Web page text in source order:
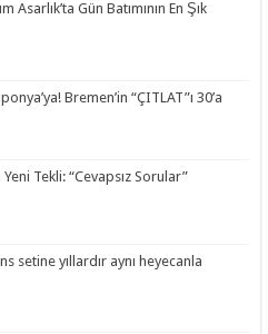
Asarlık’ta Gün Batımının En Şık
Bremen’in “ÇITLAT”ı 30’a
Yeni Tekli: “Cevapsız Sorular”
setine yıllardır aynı heyecanla